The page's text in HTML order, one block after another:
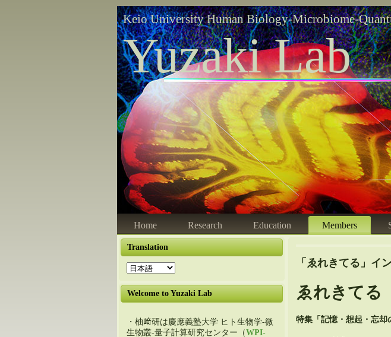
Keio University Human Biology-Microbiome-
Yuzaki Lab
Home Research Education Members
Translation
Welcome to Yuzaki Lab
・柚﨑研は慶應義塾大学 ヒト生物学-微
生物叢-量子計算研究センター（WPI-
「ゑれきてる」イ
ゑれきてる
特集「記憶・想起・忘却